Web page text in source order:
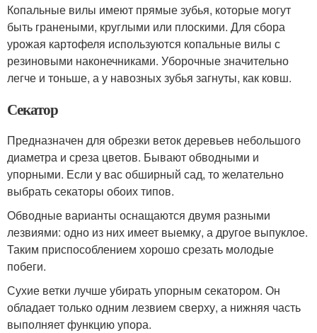
Копальные вилы имеют прямые зубья, которые могут
быть гранеными, круглыми или плоскими. Для сбора
урожая картофеля используются копальные вилы с
резиновыми наконечниками. Уборочные значительно
легче и тоньше, а у навозных зубья загнуты, как ковш.
Секатор
Предназначен для обрезки веток деревьев небольшого
диаметра и среза цветов. Бывают обводными и
упорными. Если у вас обширный сад, то желательно
выбрать секаторы обоих типов.
Обводные варианты оснащаются двумя разными
лезвиями: одно из них имеет выемку, а другое выпуклое.
Таким приспособлением хорошо срезать молодые
побеги.
Сухие ветки лучше убирать упорным секатором. Он
обладает только одним лезвием сверху, а нижняя часть
выполняет функцию упора.